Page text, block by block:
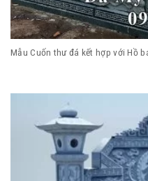
Mẫu Cuốn thư đá kết hợp với Hồ